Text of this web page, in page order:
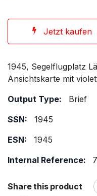
Jetzt kaufen
1945, Segelflugplatz
Ansichtskarte mit
Output Type:
Brief
SSN:
1945
ESN:
1945
Internal Reference:
Share this product